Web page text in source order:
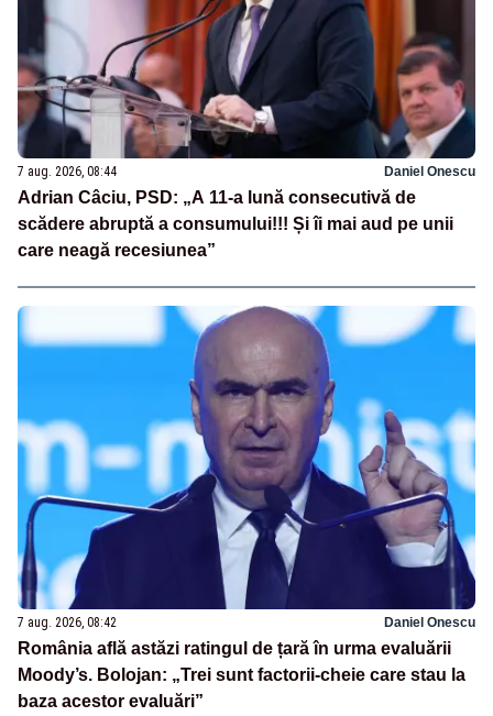
7 aug. 2026, 08:44 Daniel Onescu
Adrian Câciu, PSD: „A 11-a lună consecutivă de
scădere abruptă a consumului!!! Și îi mai aud pe unii
care neagă recesiunea”
7 aug. 2026, 08:42 Daniel Onescu
România află astăzi ratingul de țară în urma evaluării
Moody’s. Bolojan: „Trei sunt factorii-cheie care stau la
baza acestor evaluări”